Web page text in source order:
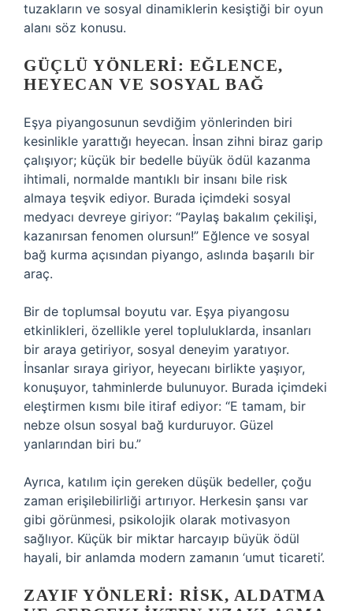
tuzakların ve sosyal dinamiklerin kesiştiği bir oyun
alanı söz konusu.
GÜÇLÜ YÖNLERI: EĞLENCE,
HEYECAN VE SOSYAL BAĞ
Eşya piyangosunun sevdiğim yönlerinden biri
kesinlikle yarattığı heyecan. İnsan zihni biraz garip
çalışıyor; küçük bir bedelle büyük ödül kazanma
ihtimali, normalde mantıklı bir insanı bile risk
almaya teşvik ediyor. Burada içimdeki sosyal
medyacı devreye giriyor: “Paylaş bakalım çekilişi,
kazanırsan fenomen olursun!” Eğlence ve sosyal
bağ kurma açısından piyango, aslında başarılı bir
araç.
Bir de toplumsal boyutu var. Eşya piyangosu
etkinlikleri, özellikle yerel topluluklarda, insanları
bir araya getiriyor, sosyal deneyim yaratıyor.
İnsanlar sıraya giriyor, heyecanı birlikte yaşıyor,
konuşuyor, tahminlerde bulunuyor. Burada içimdeki
eleştirmen kısmı bile itiraf ediyor: “E tamam, bir
nebze olsun sosyal bağ kurduruyor. Güzel
yanlarından biri bu.”
Ayrıca, katılım için gereken düşük bedeller, çoğu
zaman erişilebilirliği artırıyor. Herkesin şansı var
gibi görünmesi, psikolojik olarak motivasyon
sağlıyor. Küçük bir miktar harcayıp büyük ödül
hayali, bir anlamda modern zamanın ‘umut ticareti’.
ZAYIF YÖNLERI: RISK, ALDATMA